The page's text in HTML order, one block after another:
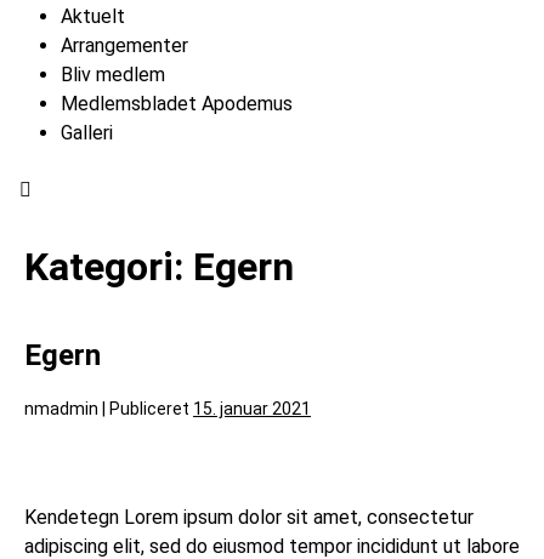
Aktuelt
Arrangementer
Bliv medlem
Medlemsbladet Apodemus
Galleri
Hamburger Toggle Menu
Kategori: Egern
Egern
nmadmin Publiceret 15. januar 2021
Kendetegn Lorem ipsum dolor sit amet, consectetur
adipiscing elit, sed do eiusmod tempor incididunt ut labore